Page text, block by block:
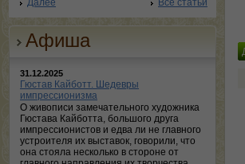
Далее
Все статьи
Афиша
31.12.2025
Гюстав Кайботт. Шедевры
импрессионизма
О живописи замечательного художника
Гюстава Кайботта, большого друга
импрессионистов и едва ли не главного
устроителя их выставок, говорили, что
она стояла несколько в стороне от